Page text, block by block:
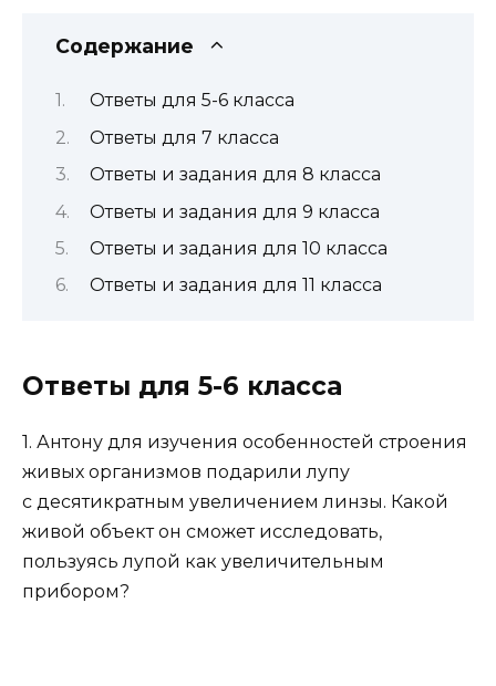
Содержание
Ответы для 5-6 класса
Ответы для 7 класса
Ответы и задания для 8 класса
Ответы и задания для 9 класса
Ответы и задания для 10 класса
Ответы и задания для 11 класса
Ответы для 5-6 класса
1. Антону для изучения особенностей строения
живых организмов подарили лупу
с десятикратным увеличением линзы. Какой
живой объект он сможет исследовать,
пользуясь лупой как увеличительным
прибором?